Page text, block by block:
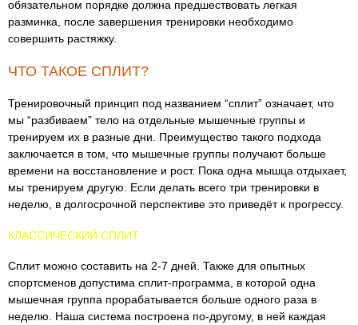
обязательном порядке должна предшествовать легкая
разминка, после завершения тренировки необходимо
совершить растяжку.
ЧТО ТАКОЕ СПЛИТ?
Тренировочный принцип под названием “сплит” означает, что
мы “разбиваем” тело на отдельные мышечные группы и
тренируем их в разные дни. Преимущество такого подхода
заключается в том, что мышечные группы получают больше
времени на восстановление и рост. Пока одна мышца отдыхает,
мы тренируем другую. Если делать всего три тренировки в
неделю, в долгосрочной перспективе это приведёт к прогрессу.
КЛАССИЧЕСКИЙ СПЛИТ
Сплит можно составить на 2-7 дней. Также для опытных
спортсменов допустима сплит-программа, в которой одна
мышечная группа прорабатывается больше одного раза в
неделю. Наша система построена по-другому, в ней каждая